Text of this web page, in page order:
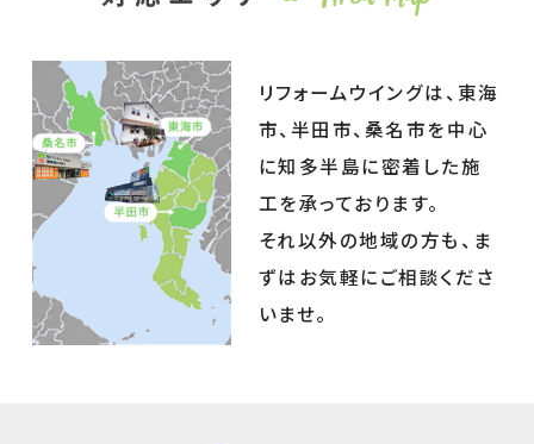
リフォームウイングは、東海
市、半田市、桑名市を中心
に知多半島に密着した施
工を承っております。
それ以外の地域の方も、ま
ずはお気軽にご相談くださ
いませ。